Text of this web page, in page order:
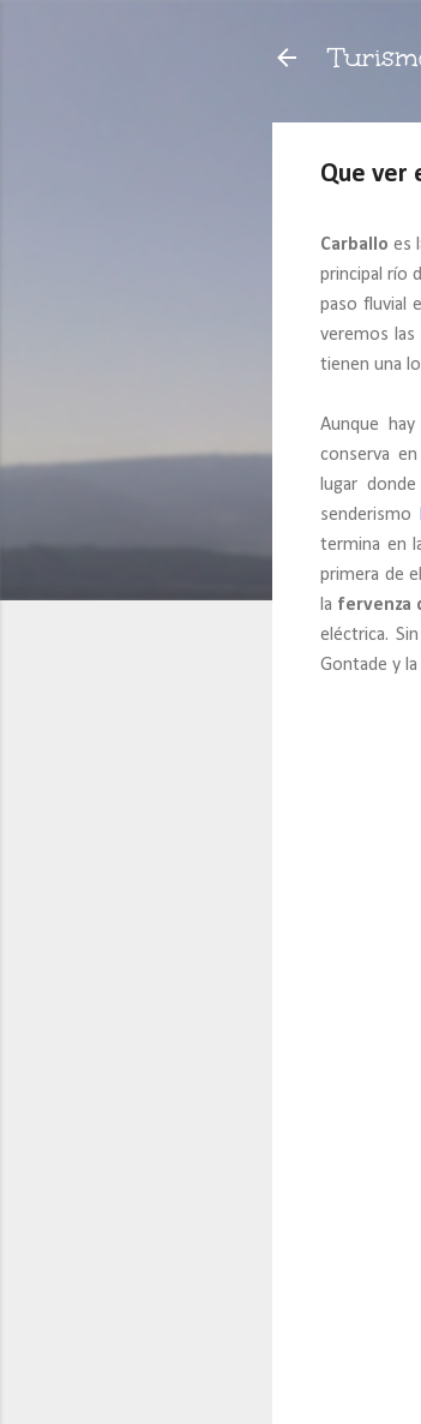
Que ver
Carballo es
principal río
paso fluvial
veremos las
tienen una
Aunque
conserva
lugar
senderismo
termina en
primera de
la fervenza
eléctrica.
Gontade y la